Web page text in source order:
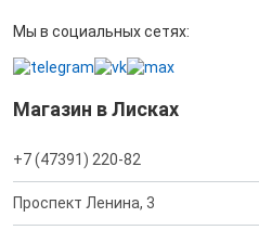
Мы в социальных сетях:
Магазин в Лисках
+7 (47391) 220-82
Проспект Ленина, 3